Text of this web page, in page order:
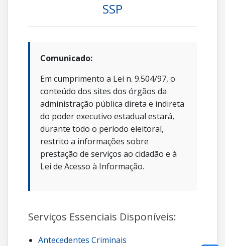
SSP
Comunicado:
Em cumprimento a Lei n. 9.504/97, o
conteúdo dos sites dos órgãos da
administração pública direta e indireta
do poder executivo estadual estará,
durante todo o período eleitoral,
restrito a informações sobre
prestação de serviços ao cidadão e à
Lei de Acesso à Informação.
Serviços Essenciais Disponíveis:
Antecedentes Criminais